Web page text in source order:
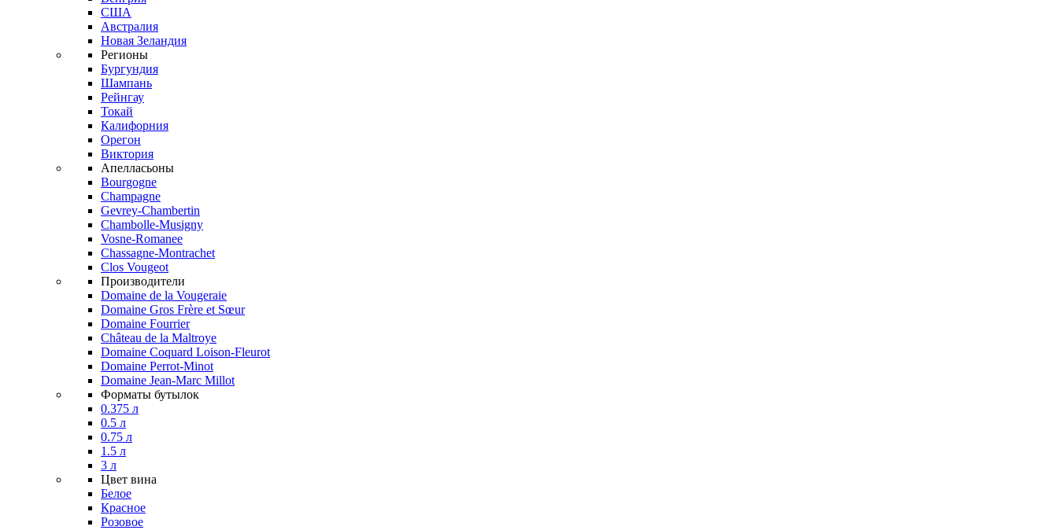
США
Австралия
Новая Зеландия
Регионы
Бургундия
Шампань
Рейнгау
Токай
Калифорния
Орегон
Виктория
Апелласьоны
Bourgogne
Champagne
Gevrey-Chambertin
Chambolle-Musigny
Vosne-Romanee
Chassagne-Montrachet
Clos Vougeot
Производители
Domaine de la Vougeraie
Domaine Gros Frère et Sœur
Domaine Fourrier
Château de la Maltroye
Domaine Coquard Loison-Fleurot
Domaine Perrot-Minot
Domaine Jean-Marc Millot
Форматы бутылок
0.375 л
0.5 л
0.75 л
1.5 л
3 л
Цвет вина
Белое
Красное
Розовое